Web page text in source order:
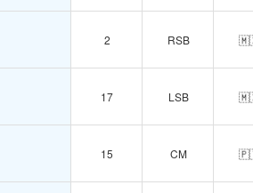
2 RSB
17 LSB
15 CM